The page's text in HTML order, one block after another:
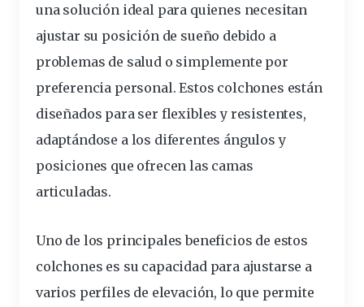
una solución ideal para quienes necesitan
ajustar su posición de sueño debido a
problemas de salud o simplemente por
preferencia personal. Estos colchones están
diseñados para ser flexibles y resistentes,
adaptándose a los diferentes ángulos y
posiciones que ofrecen las camas
articuladas.
Uno de los principales beneficios de estos
colchones es su capacidad para ajustarse a
varios perfiles de elevación, lo que permite